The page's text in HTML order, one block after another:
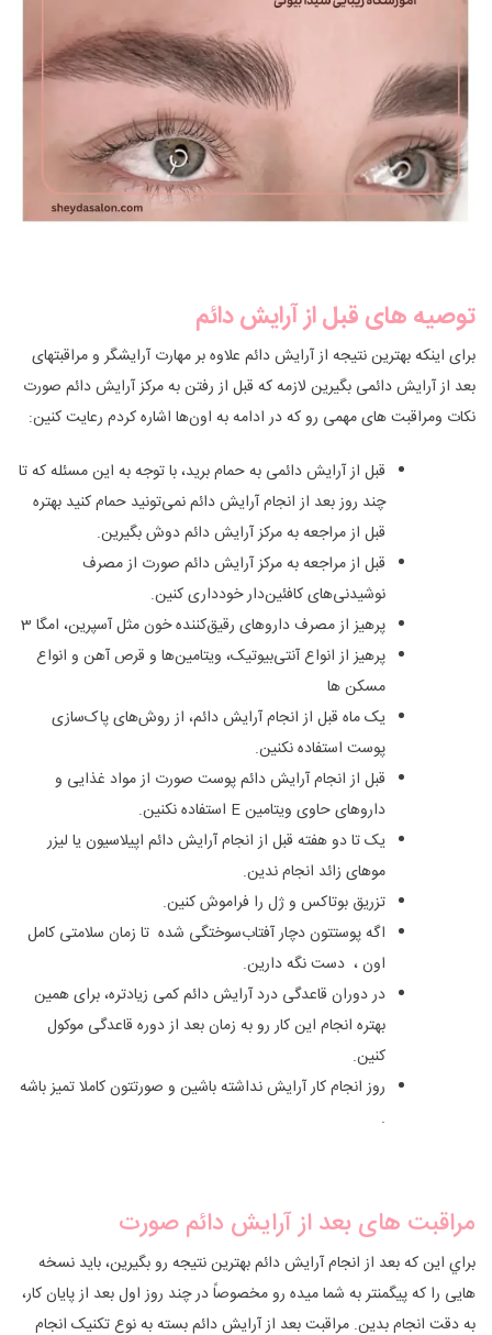
توصیه های قبل از آرایش دائم
برای اینکه بهترین نتیجه از آرایش دائم علاوه بر مهارت آرایشگر و مراقبتهای
بعد از آرایش دائمی بگیرین لازمه که قبل از رفتن به مرکز آرایش دائم صورت
نکات ومراقبت های مهمی رو که در ادامه به اون‌ها اشاره کردم رعایت کنین:
قبل از آرایش دائمی به حمام برید، با توجه به این مسئله که تا
چند روز بعد از انجام آرایش دائم نمی‌تونید حمام کنید بهتره
قبل از مراجعه به مرکز آرایش دائم دوش بگیرین.
قبل از مراجعه به مرکز آرایش دائم صورت از مصرف
نوشیدنی‌های کافئین‌دار خودداری کنین.
پرهیز از مصرف داروهای رقیق‌کننده خون مثل آسپرین، امگا 3
پرهیز از انواع آنتی‌بیوتیک، ویتامین‌ها و قرص آهن و انواع
مسکن ها
یک ماه قبل از انجام آرایش دائم، از روش‌های پاک‌سازی
پوست استفاده نکنین.
قبل از انجام آرایش دائم پوست صورت از مواد غذایی و
داروهای حاوی ویتامین E استفاده نکنین.
یک تا دو هفته قبل از انجام آرایش دائم اپیلاسیون یا لیزر
موهای زائد انجام ندین.
تزریق بوتاکس و ژل را فراموش کنین.
اگه پوستتون دچار آفتاب‌سوختگی شده تا زمان سلامتی کامل
اون ، دست نگه‌ دارین.
در دوران قاعدگی درد آرایش دائم کمی زیادتره، برای همین
بهتره انجام این کار رو به زمان بعد از دوره قاعدگی موکول
کنین.
روز انجام کار آرایش نداشته باشین و صورتتون کاملا تمیز باشه
.
مراقبت های بعد از آرایش دائم صورت
براي این که بعد از انجام آرایش دائم بهترین نتیجه رو بگیرین، باید نسخه
‌هایی را که پیگمنتر به شما میده رو مخصوصاً در چند روز اول بعد از پایان کار،
به دقت انجام بدین. مراقبت بعد از آرایش دائم بسته به نوع تکنیک انجام